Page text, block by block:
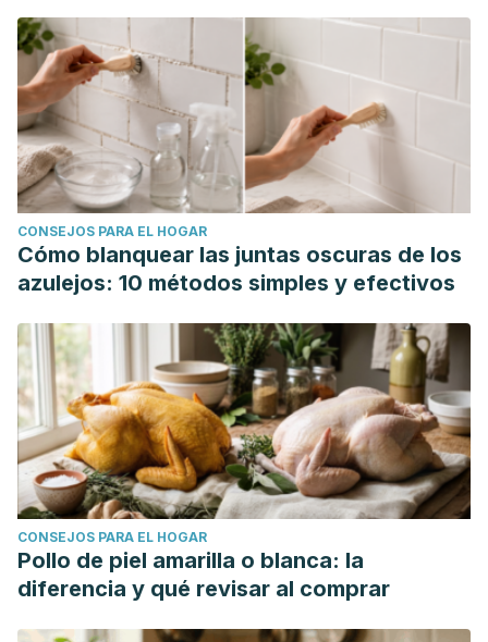
CONSEJOS PARA EL HOGAR
Cómo blanquear las juntas oscuras de los
azulejos: 10 métodos simples y efectivos
CONSEJOS PARA EL HOGAR
Pollo de piel amarilla o blanca: la
diferencia y qué revisar al comprar